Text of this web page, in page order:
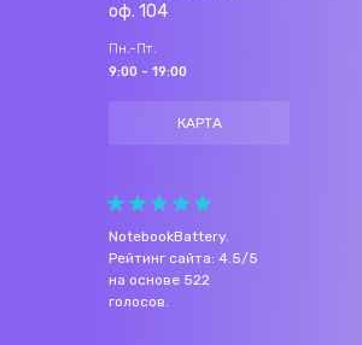
оф. 104
Пн.-Пт.
9:00 - 19:00
КАРТА
NotebookBattery.
Рейтинг сайта: 4.5/5
на основе 522
голосов.